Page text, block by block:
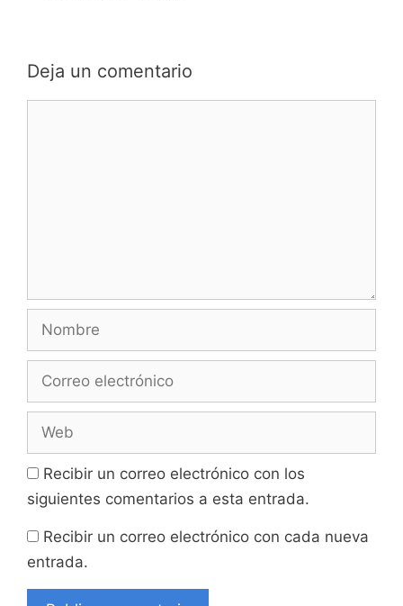
Deja un comentario
Nombre
Correo
Web
Recibir un correo electrónico con los
siguientes comentarios a esta entrada.
Recibir un correo electrónico con cada nueva
entrada.